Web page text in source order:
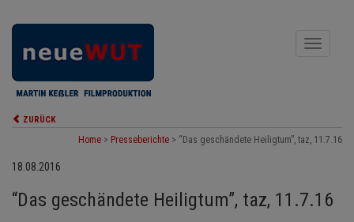
Toggle
ZURÜCK
Home > Presseberichte > “Das geschändete Heiligtum”, taz, 11.7.16
18.08.2016
“Das geschändete Heiligtum”, taz, 11.7.16